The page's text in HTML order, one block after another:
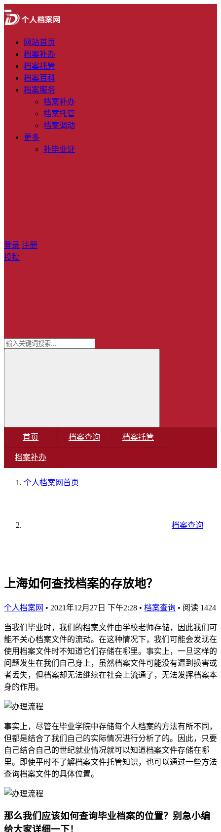
网站首页
档案补办
档案托管
档案百科
档案服务
档案补办
档案托管
档案调动
更多
补毕业证
登录 注册
投稿
首页 档案查询 档案托管
档案补办
个人档案网首页
档案查询
上海如何查找档案的存放地？
个人档案网 • 2021年12月27日 下午2:28 • 档案查询 • 阅读 1424
当我们毕业时，我们的档案文件由学校老师存储，因此我们可
能不关心档案文件的流动。在这种情况下，我们可能会发现在
使用档案文件时不知道它们存储在哪里。事实上，一旦这样的
问题发生在我们自己身上，虽然档案文件可能没有遭到损害或
者丢失，但档案却无法继续在社会上流通了，无法发挥档案本
身的作用。
事实上，尽管在毕业学院中存储每个人档案的方法有所不同，
但都是结合了我们自己的实际情况进行分析了的。因此，只要
自己结合自己的世纪就业情况就可以知道档案文件存储在哪
里。即使平时不了解档案文件托管知识，也可以通过一些方法
查询档案文件的具体位置。
那么我们应该如何查询毕业档案的位置？别急小编
给大家详细一下！